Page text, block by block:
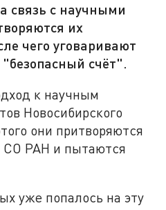
связь с научными
их
чего уговаривают
счёт".
к научным
Новосибирского
они притворяются
СО РАН и пытаются
уже попалось на эту